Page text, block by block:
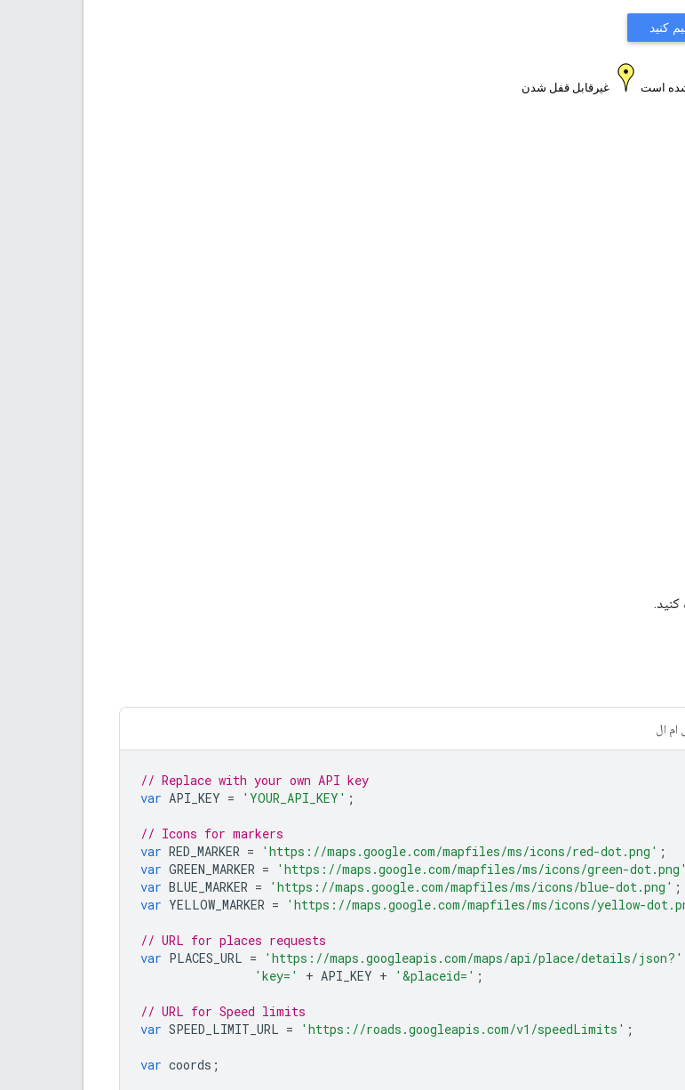
ام ال
// Replace with your own API key
var API_KEY = 'YOUR_API_KEY' ;
// Icons for markers
var RED_MARKER = 'https://maps.google.com/mapfiles/ms/icons/red-dot.png' ;
var GREEN_MARKER = 'https://maps.google.com/mapfiles/ms/icons/green-dot.png'
var BLUE_MARKER = 'https://maps.google.com/mapfiles/ms/icons/blue-dot.png' ;
var YELLOW_MARKER = 'https://maps.google.com/mapfiles/ms/icons/yellow-
// URL for places requests
var PLACES_URL = 'https://maps.googleapis.com/maps/api/place/details/json?'
'key='
+ API_KEY + '&placeid=' ;
// URL for Speed limits
var SPEED_LIMIT_URL = 'https://roads.googleapis.com/v1/speedLimits' ;
var coords ;